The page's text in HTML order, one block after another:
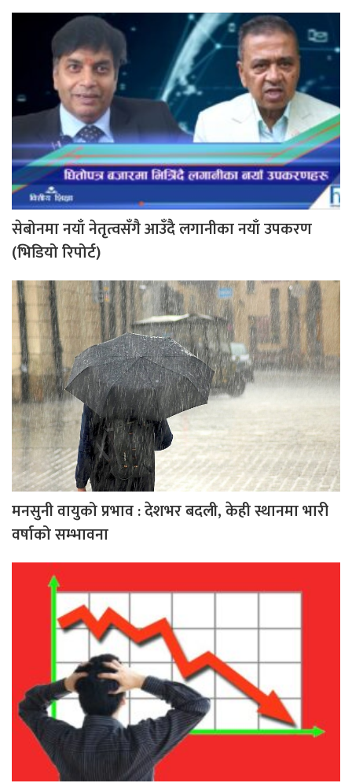
सेबोनमा नयाँ नेतृत्वसँगै आउँदै लगानीका नयाँ उपकरण
(भिडियो रिपोर्ट)
मनसुनी वायुको प्रभाव : देशभर बदली, केही स्थानमा भारी
वर्षाको सम्भावना